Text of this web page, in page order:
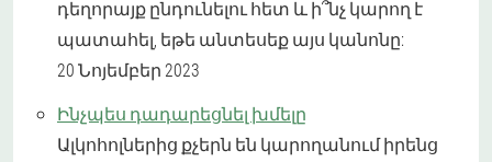
դեղորայք ընդունելու հետ և ի՞նչ կարող է
պատահել, եթե անտեսեք այս կանոնը:
20 Նոյեմբեր 2023
Ինչպես դադարեցնել խմելը
Ալկոհոլներից քչերն են կարողանում իրենց